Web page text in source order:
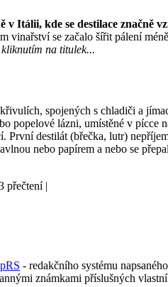
v Itálii, kde se destilace značně
vinařství se začalo šířit pálení
na titulek...
spojených s chladiči a
popelové lázni, umístěné v
První destilát (břečka, lutr)
nebo papírem a nebo se
přečtení |
- redakčního systému
známkami příslušných